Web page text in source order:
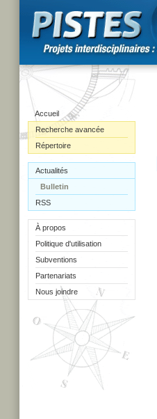
Accueil
Recherche avancée
Répertoire
Actualités
Bulletin
RSS
À propos
Politique d'utilisation
Subventions
Partenariats
Nous joindre